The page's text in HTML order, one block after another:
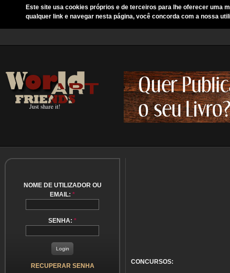
Este site usa cookies próprios e de terceiros para lhe oferecer uma
qualquer link e navegar nesta página, você concorda com a nossa
NOME DE UTILIZADOR OU
EMAIL: *
SENHA: *
RECUPERAR SENHA
CONCURSOS: